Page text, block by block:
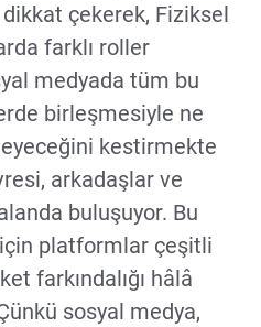
çekerek, Fiziksel
farklı roller
medyada tüm bu
birleşmesiyle ne
kestirmekte
arkadaşlar ve
buluşuyor. Bu
platformlar çeşitli
farkındalığı hâlâ
sosyal medya,